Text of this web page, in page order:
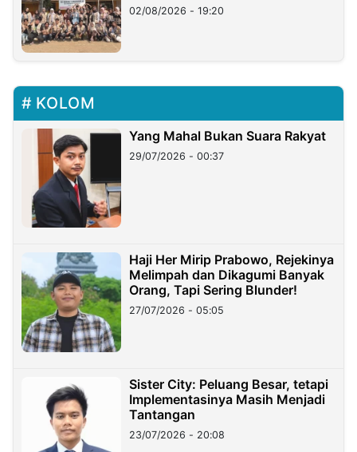
02/08/2026 - 19:20
KOLOM
Yang Mahal Bukan Suara Rakyat
29/07/2026 - 00:37
Haji Her Mirip Prabowo, Rejekinya
Melimpah dan Dikagumi Banyak
Orang, Tapi Sering Blunder!
27/07/2026 - 05:05
Sister City: Peluang Besar, tetapi
Implementasinya Masih Menjadi
Tantangan
23/07/2026 - 20:08